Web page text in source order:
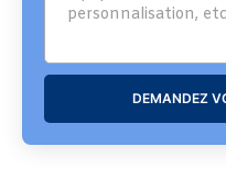
DEMANDEZ